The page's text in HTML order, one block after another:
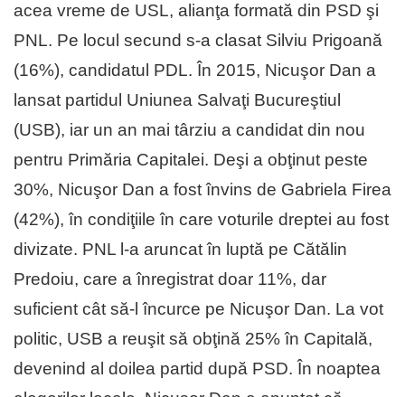
acea vreme de USL, alianţa formată din PSD şi
PNL. Pe locul secund s-a clasat Silviu Prigoană
(16%), candidatul PDL. În 2015, Nicuşor Dan a
lansat partidul Uniunea Salvaţi Bucureştiul
(USB), iar un an mai târziu a candidat din nou
pentru Primăria Capitalei. Deşi a obţinut peste
30%, Nicuşor Dan a fost învins de Gabriela Firea
(42%), în condiţiile în care voturile dreptei au fost
divizate. PNL l-a aruncat în luptă pe Cătălin
Predoiu, care a înregistrat doar 11%, dar
suficient cât să-l încurce pe Nicuşor Dan. La vot
politic, USB a reuşit să obţină 25% în Capitală,
devenind al doilea partid după PSD. În noaptea